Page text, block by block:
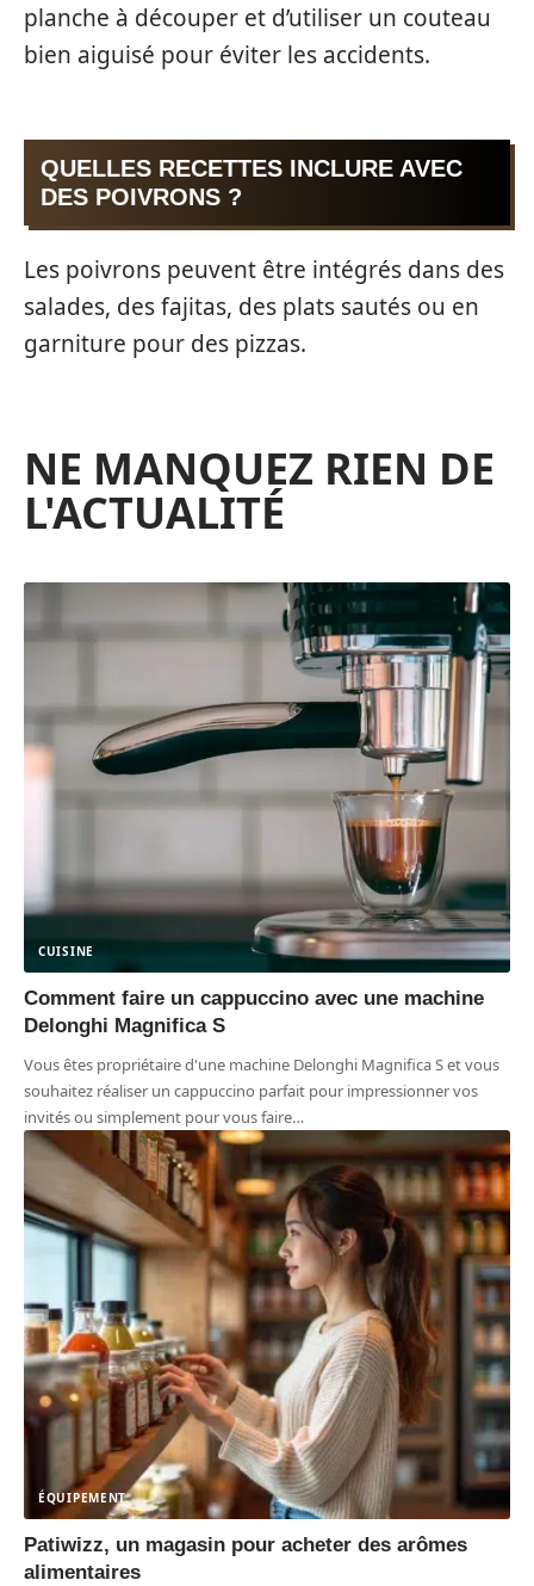
planche à découper et d’utiliser un couteau
bien aiguisé pour éviter les accidents.
QUELLES RECETTES INCLURE AVEC
DES POIVRONS ?
Les poivrons peuvent être intégrés dans des
salades, des fajitas, des plats sautés ou en
garniture pour des pizzas.
NE MANQUEZ RIEN DE
L'ACTUALITÉ
CUISINE
Comment faire un cappuccino avec une machine
Delonghi Magnifica S
Vous êtes propriétaire d'une machine Delonghi Magnifica S et vous
souhaitez réaliser un cappuccino parfait pour impressionner vos
invités ou simplement pour vous faire…
ÉQUIPEMENT
Patiwizz, un magasin pour acheter des arômes
alimentaires